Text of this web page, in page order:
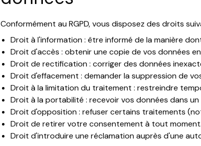
Conformément au RGPD, vous disposez des droits
Droit à l'information : être informé de la manière
Droit d'accès : obtenir une copie de vos données
Droit de rectification : corriger des données
Droit d'effacement : demander la suppression de
Droit à la limitation du traitement : restreindre
Droit à la portabilité : recevoir vos données dans
Droit d'opposition : refuser certains traitements
Droit de retirer votre consentement à tout moment.
Droit d'introduire une réclamation auprès d'une